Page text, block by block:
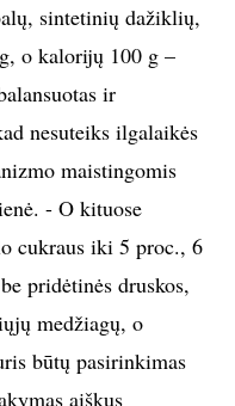
sintetinių dažiklių,
o kalorijų 100 g –
ir
nesuteiks ilgalaikės
maistingomis
- O kituose
cukraus iki 5 proc., 6
pridėtinės druskos,
medžiagų, o
būtų pasirinkimas
aiškus